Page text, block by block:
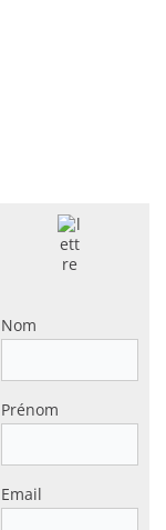
Nom
Prénom
Email